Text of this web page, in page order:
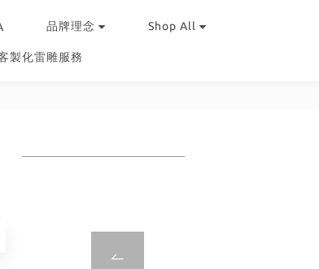
品牌理念 Shop All
製化雷雕服務